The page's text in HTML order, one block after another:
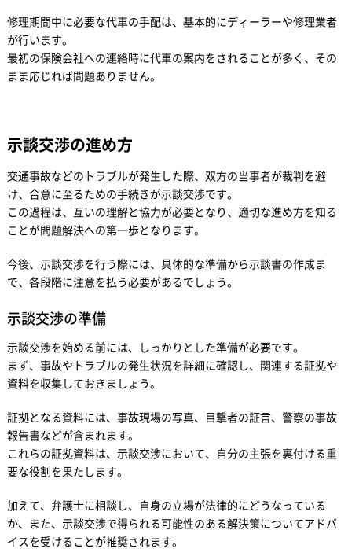
修理期間中に必要な代車の手配は、基本的にディーラーや修理業者
が行います。
最初の保険会社への連絡時に代車の案内をされることが多く、その
まま応じれば問題ありません。
示談交渉の進め方
交通事故などのトラブルが発生した際、双方の当事者が裁判を避
け、合意に至るための手続きが示談交渉です。
この過程は、互いの理解と協力が必要となり、適切な進め方を知る
ことが問題解決への第一歩となります。
今後、示談交渉を行う際には、具体的な準備から示談書の作成ま
で、各段階に注意を払う必要があるでしょう。
示談交渉の準備
示談交渉を始める前には、しっかりとした準備が必要です。
まず、事故やトラブルの発生状況を詳細に確認し、関連する証拠や
資料を収集しておきましょう。
証拠となる資料には、事故現場の写真、目撃者の証言、警察の事故
報告書などが含まれます。
これらの証拠資料は、示談交渉において、自分の主張を裏付ける重
要な役割を果たします。
加えて、弁護士に相談し、自身の立場が法律的にどうなっている
か、また、示談交渉で得られる可能性のある解決策についてアドバ
イスを受けることが推奨されます。